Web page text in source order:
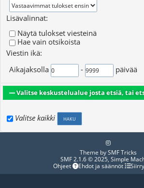
Lisävalinnat:
Näytä tulokset viesteinä
Hae vain otsikoista
Viestin ikä:
Aikajaksolla
- päivää
Valitse keskustelualue josta etsiä, tai
Valitse kaikki
Theme bySMF Tricks
SMF 2.1.6 © 2025, Simple
Ohjeet
Ehdot ja säännöt